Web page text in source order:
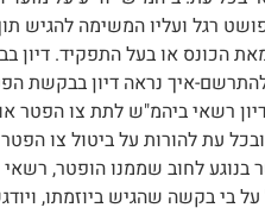
הכונס או בעל התפקיד. דיון
איך נראה דיון בבקשת
רשאי ביהמ"ש לתת צו
עת להורות על ביטול צו
לחוב שממנו הופטר,
בי בקשה שהגיש ביוזמתו,